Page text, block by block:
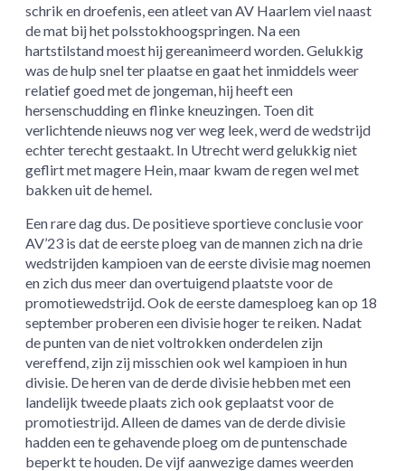
schrik en droefenis, een atleet van AV Haarlem viel naast
de mat bij het polsstokhoogspringen. Na een
hartstilstand moest hij gereanimeerd worden. Gelukkig
was de hulp snel ter plaatse en gaat het inmiddels weer
relatief goed met de jongeman, hij heeft een
hersenschudding en flinke kneuzingen. Toen dit
verlichtende nieuws nog ver weg leek, werd de wedstrijd
echter terecht gestaakt. In Utrecht werd gelukkig niet
geflirt met magere Hein, maar kwam de regen wel met
bakken uit de hemel.
Een rare dag dus. De positieve sportieve conclusie voor
AV’23 is dat de eerste ploeg van de mannen zich na drie
wedstrijden kampioen van de eerste divisie mag noemen
en zich dus meer dan overtuigend plaatste voor de
promotiewedstrijd. Ook de eerste damesploeg kan op 18
september proberen een divisie hoger te reiken. Nadat
de punten van de niet voltrokken onderdelen zijn
vereffend, zijn zij misschien ook wel kampioen in hun
divisie. De heren van de derde divisie hebben met een
landelijk tweede plaats zich ook geplaatst voor de
promotiestrijd. Alleen de dames van de derde divisie
hadden een te gehavende ploeg om de puntenschade
beperkt te houden. De vijf aanwezige dames weerden